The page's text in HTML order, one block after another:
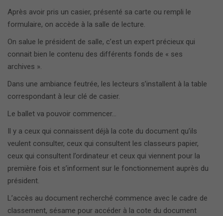
Après avoir pris un casier, présenté sa carte ou rempli le
formulaire, on accède à la salle de lecture.
On salue le président de salle, c’est un expert précieux qui
connait bien le contenu des différents fonds de « ses
archives ».
Dans une ambiance feutrée, les lecteurs s’installent à la table
correspondant à leur clé de casier.
Le ballet va pouvoir commencer…
Il y a ceux qui connaissent déjà la cote du document qu’ils
veulent consulter, ceux qui consultent les classeurs papier,
ceux qui consultent l’ordinateur et ceux qui viennent pour la
première fois et s’informent sur le fonctionnement auprès du
président.
L’accès au document recherché commence avec le cadre de
classement, sésame pour accéder à la cote du document